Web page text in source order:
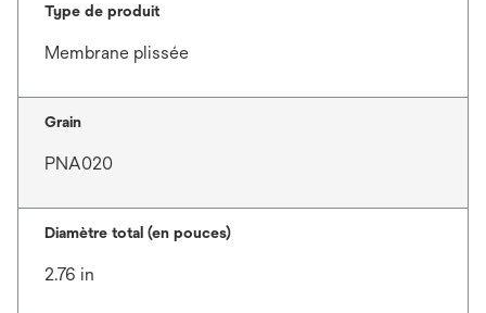
Type de produit
Membrane plissée
Grain
PNA020
Diamètre total (en pouces)
2.76 in